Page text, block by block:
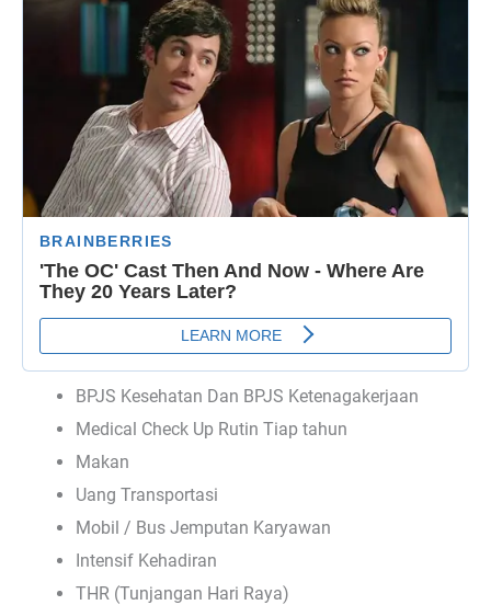
BPJS Kesehatan Dan BPJS Ketenagakerjaan
Medical Check Up Rutin Tiap tahun
Makan
Uang Transportasi
Mobil / Bus Jemputan Karyawan
Intensif Kehadiran
THR (Tunjangan Hari Raya)